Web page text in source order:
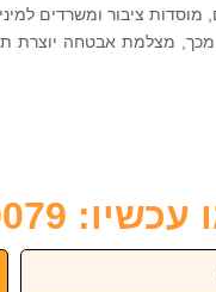
מוסדות ציבור ומשרדים
מצלמת אבטחה יוצרת
256-9079